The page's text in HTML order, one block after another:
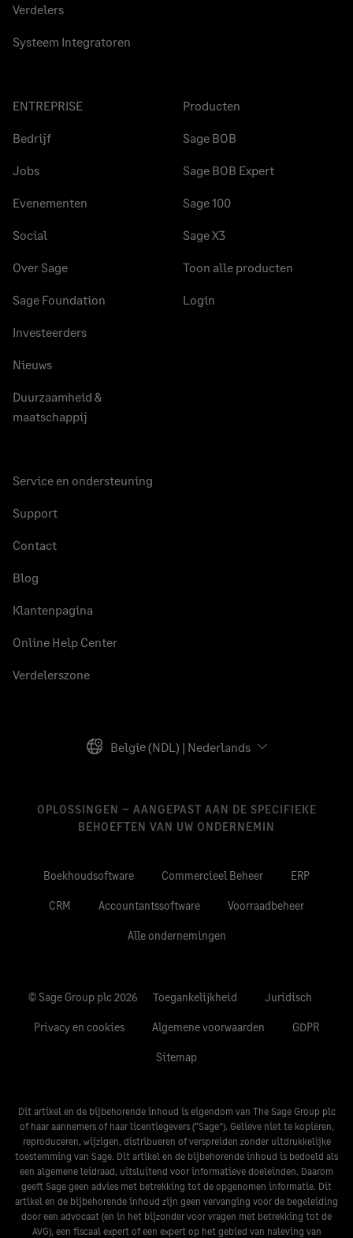
Verdelers
Systeem Integratoren
ENTREPRISE
Bedrijf
Jobs
Evenementen
Social
Over Sage
Sage Foundation
Investeerders
Nieuws
Duurzaamheid &
maatschappij
Producten
Sage BOB
Sage BOB Expert
Sage 100
Sage X3
Toon alle producten
Login
Service en ondersteuning
Support
Contact
Blog
Klantenpagina
Online Help Center
Verdelerszone
België (NDL) | Nederlands
OPLOSSINGEN – AANGEPAST AAN DE SPECIFIEKE
BEHOEFTEN VAN UW ONDERNEMIN
Boekhoudsoftware Commercieel Beheer ERP
CRM Accountantssoftware Voorraadbeheer
Alle ondernemingen
© Sage Group plc 2026 Toegankelijkheid Juridisch
Privacy en cookies Algemene voorwaarden GDPR
Sitemap
Dit artikel en de bijbehorende inhoud is eigendom van The Sage Group plc
of haar aannemers of haar licentiegevers (“Sage”). Gelieve niet te kopiëren,
reproduceren, wijzigen, distribueren of verspreiden zonder uitdrukkelijke
toestemming van Sage. Dit artikel en de bijbehorende inhoud is bedoeld als
een algemene leidraad, uitsluitend voor informatieve doeleinden. Daarom
geeft Sage geen advies met betrekking tot de opgenomen informatie. Dit
artikel en de bijbehorende inhoud zijn geen vervanging voor de begeleiding
door een advocaat (en in het bijzonder voor vragen met betrekking tot de
AVG), een fiscaal expert of een expert op het gebied van naleving van